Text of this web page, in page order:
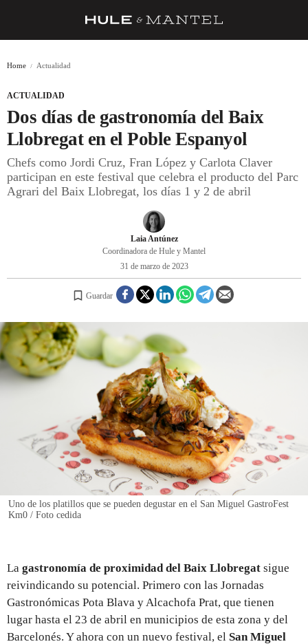
BARRAS Y ESTRELLAS
DÓNDE COMER
ÍDOLOS DE MESAS
REGISTRO
INICIAR SESIÓN
Home Actualidad
ACTUALIDAD
Dos días de gastronomía del Baix
Llobregat en el Poble Espanyol
Chefs como Jordi Cruz, Fran López y Carlota Claver
participan en este festival que celebra el producto del Parc
Agrari del Baix Llobregat, los días 1 y 2 de abril
Laia Antúnez
Coordinadora de Hule y Mantel
31 de marzo de 2023
Guardar
Uno de los platillos que se pueden degustar en el San Miguel GastroFest
Km0 / Foto cedida
La gastronomía de proximidad del Baix Llobregat sigue
reivindicando su potencial. Primero con las Jornadas
Gastronómicas Pota Blava y Alcachofa Prat, que tienen
lugar hasta el 23 de abril en municipios de esta zona y del
Barcelonés. Y ahora con un nuevo festival, el San Miguel